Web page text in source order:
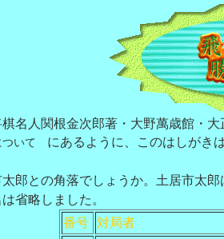
人関根金次郎著・大野萬歳館・大
ついて
にあるように、このはしがき
郎との角落でしょうか。土居市太
省略しました。
番号 対局者